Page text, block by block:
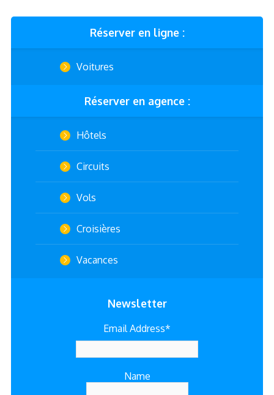
Réserver en ligne :
Voitures
Réserver en agence :
Hôtels
Circuits
Vols
Croisières
Vacances
Newsletter
Email Address*
Name